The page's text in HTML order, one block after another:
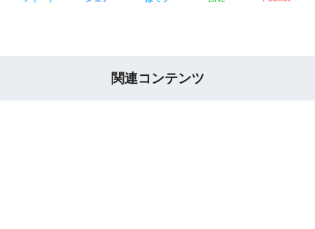
関連コンテンツ